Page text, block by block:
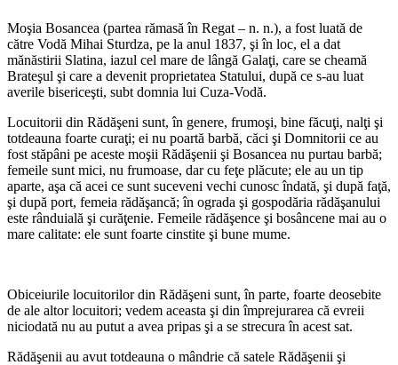
Moşia Bosancea (partea rămasă în Regat – n. n.), a fost luată de
către Vodă Mihai Sturdza, pe la anul 1837, şi în loc, el a dat
mănăstirii Slatina, iazul cel mare de lângă Galaţi, care se cheamă
Brateşul şi care a devenit proprietatea Statului, după ce s-au luat
averile bisericeşti, subt domnia lui Cuza-Vodă.
Locuitorii din Rădăşeni sunt, în ge­nere, frumoşi, bine făcuţi, nalţi şi
totdeauna foarte curaţi; ei nu poartă barbă, căci şi Domnitorii ce au
fost stăpâni pe aceste moşii Rădăşenii şi Bosancea nu purtau barbă;
femeile sunt mici, nu frumoase, dar cu feţe plăcute; ele au un tip
aparte, aşa că acei ce sunt suceveni vechi cunosc îndată, şi după faţă,
şi după port, femeia rădăşancă; în ograda şi gospodăria rădăşanului
este rânduială şi curăţenie. Femeile rădăşence şi bosâncene mai au o
mare calitate: ele sunt foarte cinstite şi bune mume.
Obiceiurile locuitorilor din Rădăşeni sunt, în parte, foarte deosebite
de ale altor locuitori; vedem aceasta şi din împreju­rarea că evreii
niciodată nu au putut a avea pripas şi a se strecura în acest sat.
Rădăşenii au avut totdeauna o mân­drie că satele Rădăşenii şi